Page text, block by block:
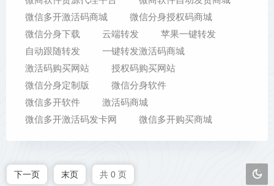
微信多开激活码商城
微信分身授权码商城
微信分身下载
云端转发
苹果一键转发
自动跟随转发
一键转发激活码商城
激活码购买网站
授权码购买网站
微信分身定制版
微信分身软件
微信多开软件
激活码商城
微信多开激活码发卡网
微信多开购买商城
下一页 末页 共 0 页